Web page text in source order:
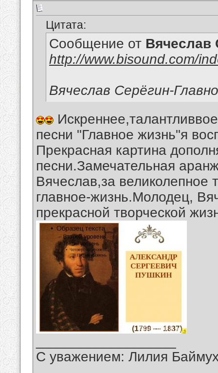
Цитата:
Сообщение от Вячеслав
http://www.bisound.com/
Вячеслав Серёгин-
песни "Главное жизнь"я
Прекрасная картина
песни.Замечательная
Вячеслав,за великолепное
главное-жизнь.Молодец,
прекрасной творческой
С уважением: Лилия